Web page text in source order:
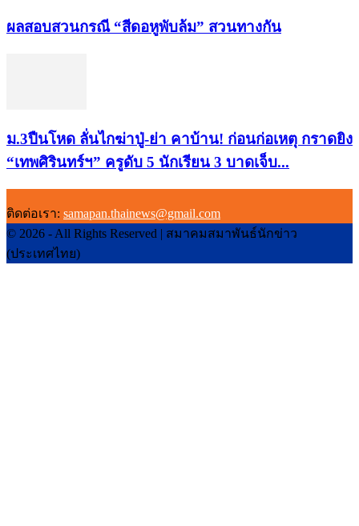
ผลสอบสวนกรณี “สีดอหูพับล้ม” สวนทางกัน
ม.3ปืนโหด ลั่นไกฆ่าปู่-ย่า คาบ้าน! ก่อนก่อเหตุ กราดยิง
“เทพศิรินทร์ฯ” ครูดับ 5 นักเรียน 3 บาดเจ็บ...
ติดต่อเรา: samapan.thainews@gmail.com
© 2026 - All Rights Reserved | สมาคมสมาพันธ์นักข่าว
(ประเทศไทย)